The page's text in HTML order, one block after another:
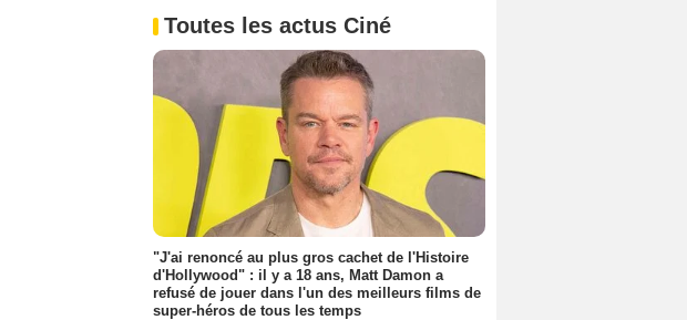
Toutes les actus Ciné
"J'ai renoncé au plus gros cachet de l'Histoire
d'Hollywood" : il y a 18 ans, Matt Damon a
refusé de jouer dans l'un des meilleurs films de
super-héros de tous les temps